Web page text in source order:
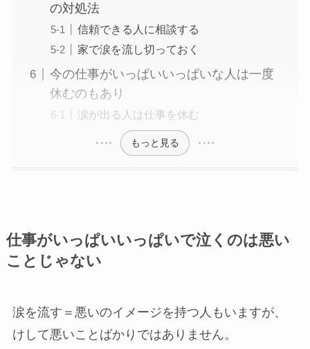
の対処法
信頼できる人に相談する
家で涙を流し切っておく
今の仕事がいっぱいいっぱいな人は一度
休むのもあり
涙が出る人は仕事を休む
もっと見る
仕事がいっぱいいっぱいで泣くのは悪い
ことじゃない
涙を流す＝悪いのイメージを持つ人もいますが、
けして悪いことばかりではありません。